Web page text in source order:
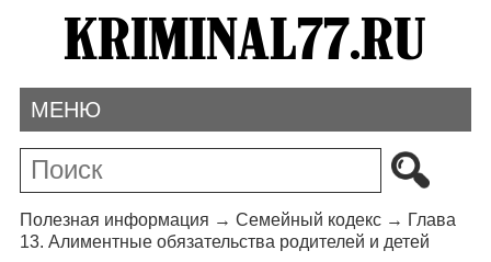
МЕНЮ
Полезная информация → Семейный кодекс→ Глава
13. Алиментные обязательства родителей и детей